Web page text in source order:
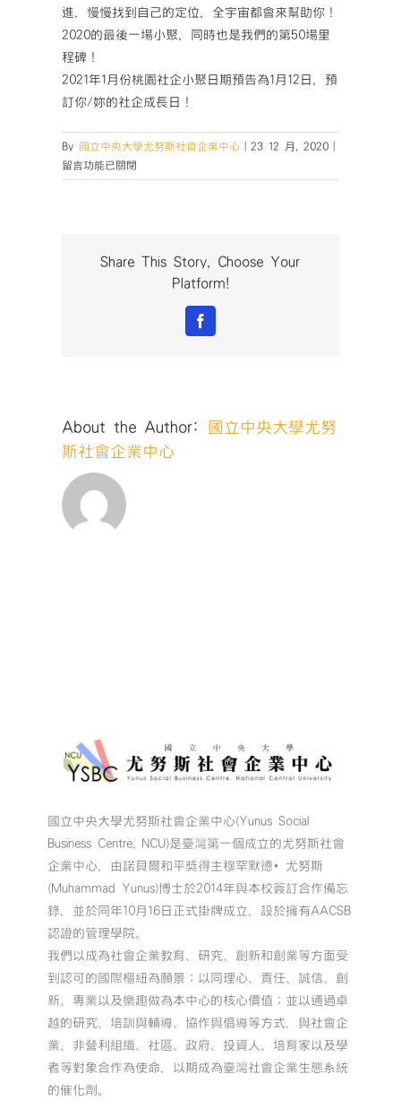
進，慢慢找到自己的定位，全宇宙都會來幫助你！
2020的最後一場小聚，同時也是我們的第50場里
程碑！
2021年1月份桃園社企小聚日期預告為1月12日，預
訂你/妳的社企成長日！
By 國立中央大學尤努斯社會企業中心 23 12 月, 2020
園
留言功能已關閉
Share This Story, Choose Your
Platform!
Facebook
About the Author:
國立中央大學尤努
斯社會企業中心
國立中央大學尤努斯社會企業中心(Yunus Social
Business Centre, NCU)是臺灣第一個成立的尤努斯社會
企業中心，由諾貝爾和平獎得主穆罕默德•尤努斯
(Muhammad Yunus)博士於2014年與本校簽訂合作備忘
錄，並於同年10月16日正式掛牌成立，設於擁有AACSB
認證的管理學院。
我們以成為社會企業教育、研究、創新和創業等方面受
到認可的國際樞紐為願景；以同理心、責任、誠信、創
新、專業以及樂趣做為本中心的核心價值；並以通過卓
越的研究、培訓與輔導、協作與倡導等方式，與社會企
業、非營利組織、社區、政府、投資人、培育家以及學
者等對象合作為使命，以期成為臺灣社會企業生態系統
的催化劑。